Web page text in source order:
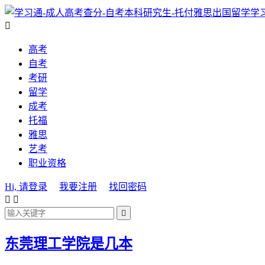
学

高考
自考
考研
留学
成考
托福
雅思
艺考
职业资格
Hi, 请登录 我要注册
找回密码
 

东莞理工学院是几本